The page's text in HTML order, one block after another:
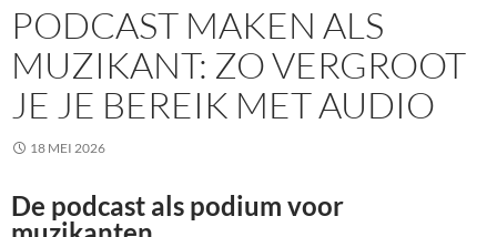
PODCAST MAKEN ALS
MUZIKANT: ZO VERGROOT
JE JE BEREIK MET AUDIO
18 MEI 2026
De podcast als podium voor